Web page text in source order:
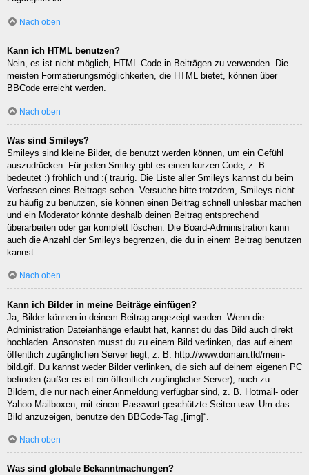
Nach oben
Kann ich HTML benutzen?
Nein, es ist nicht möglich, HTML-Code in Beiträgen zu verwenden. Die
meisten Formatierungsmöglichkeiten, die HTML bietet, können über
BBCode erreicht werden.
Nach oben
Was sind Smileys?
Smileys sind kleine Bilder, die benutzt werden können, um ein Gefühl
auszudrücken. Für jeden Smiley gibt es einen kurzen Code, z. B.
bedeutet :) fröhlich und :( traurig. Die Liste aller Smileys kannst du beim
Verfassen eines Beitrags sehen. Versuche bitte trotzdem, Smileys nicht
zu häufig zu benutzen, sie können einen Beitrag schnell unlesbar machen
und ein Moderator könnte deshalb deinen Beitrag entsprechend
überarbeiten oder gar komplett löschen. Die Board-Administration kann
auch die Anzahl der Smileys begrenzen, die du in einem Beitrag benutzen
kannst.
Nach oben
Kann ich Bilder in meine Beiträge einfügen?
Ja, Bilder können in deinem Beitrag angezeigt werden. Wenn die
Administration Dateianhänge erlaubt hat, kannst du das Bild auch direkt
hochladen. Ansonsten musst du zu einem Bild verlinken, das auf einem
öffentlich zugänglichen Server liegt, z. B. http://www.domain.tld/mein-
bild.gif. Du kannst weder Bilder verlinken, die sich auf deinem eigenen PC
befinden (außer es ist ein öffentlich zugänglicher Server), noch zu
Bildern, die nur nach einer Anmeldung verfügbar sind, z. B. Hotmail- oder
Yahoo-Mailboxen, mit einem Passwort geschützte Seiten usw. Um das
Bild anzuzeigen, benutze den BBCode-Tag „[img]“.
Nach oben
Was sind globale Bekanntmachungen?